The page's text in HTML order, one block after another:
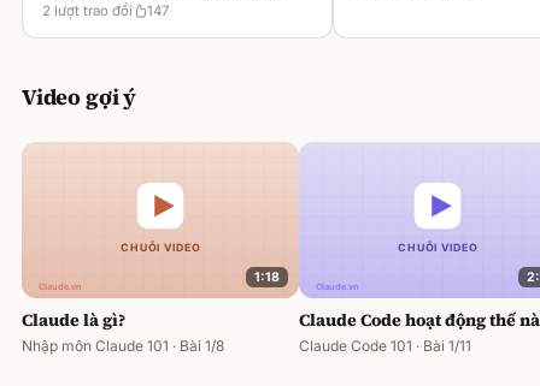
ChatGPT. Hiện chỉ có tài liệu về
2 lượt trao đổi 147
Video gợi ý
1:18
Claude là gì?
Nhập môn Claude 101 · Bài 1/8
Claude Code hoạt động thế
Claude Code 101 · Bài 1/11